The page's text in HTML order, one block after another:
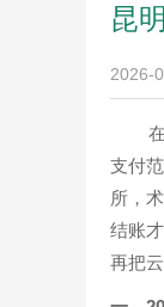
昆
2026-
支付
所，
结账
再把